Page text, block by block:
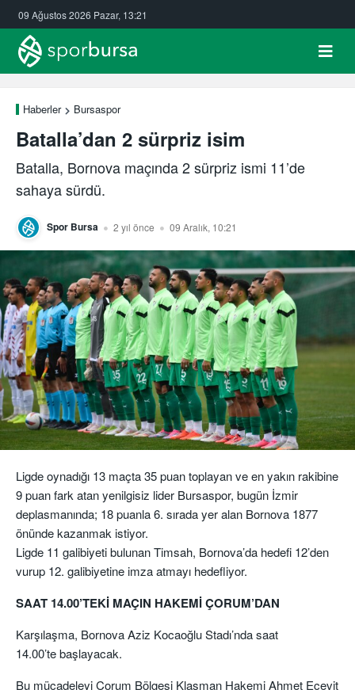
09 Ağustos 2026 Pazar, 13:21
Haberler Bursaspor
Batalla’dan 2 sürpriz isim
Batalla, Bornova maçında 2 sürpriz ismi 11’de
sahaya sürdü.
Spor Bursa 2 yıl önce 09 Aralık, 10:21
Ligde oynadığı 13 maçta 35 puan toplayan ve en yakın rakibine
9 puan fark atan yenilgisiz lider Bursaspor, bugün İzmir
deplasmanında; 18 puanla 6. sırada yer alan Bornova 1877
önünde kazanmak istiyor.
Ligde 11 galibiyeti bulunan Timsah, Bornova’da hedefi 12’den
vurup 12. galibiyetine imza atmayı hedefliyor.
SAAT 14.00’TEKİ MAÇIN HAKEMİ ÇORUM’DAN
Karşılaşma, Bornova Aziz Kocaoğlu Stadı’nda saat
14.00’te başlayacak.
Bu mücadeleyi Çorum Bölgesi Klasman Hakemi Ahmet Ecevit